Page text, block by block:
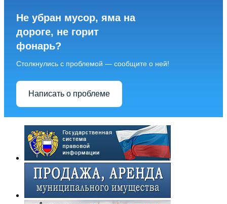
Не убран мусор, яма на
дороге, не горит
фонарь?
Столкнулись с проблемой — сообщите о ней!
Написать о проблеме